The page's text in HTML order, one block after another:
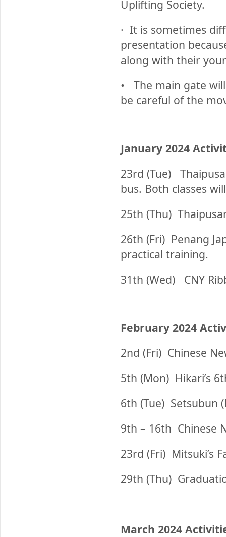
Uplifting Society.
· It is sometimes
presentation
along with their
•
The main gate
be careful of the
January 2024
23rd (Tue)
bus. Both classes
25th (Thu)
26th (Fri) Penang
practical training.
31th (Wed)
CNY
February 2024
2nd (Fri) Chinese
5th (Mon) Hikari’s
6th (Tue) Setsubun
9th – 16th Chinese
23rd (Fri) Mitsuki’s
29th (Thu)
March 2024